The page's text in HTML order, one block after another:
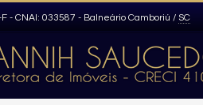
- CNAI: 033587 - Balneário Camboriú / SC